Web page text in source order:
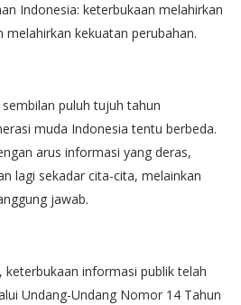
Indonesia: keterbukaan melahirkan
kekuatan perubahan.
puluh tujuh tahun
muda Indonesia tentu berbeda.
arus informasi yang deras,
lagi sekadar cita-cita, melainkan
jawab.
keterbukaan informasi publik telah
Undang-Undang Nomor 14 Tahun